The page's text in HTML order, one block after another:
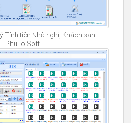
Tính tiền Nhà nghỉ, Khách sạn -
PhuLoiSoft